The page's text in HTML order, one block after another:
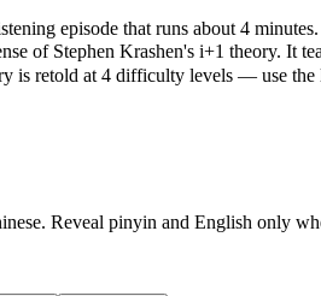
episode that runs about 4
of Stephen Krashen's i+1 theory. It
is retold at 4 difficulty levels — use
Reveal pinyin and English only